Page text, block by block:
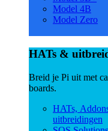
Model 4B
Model Zero
HATs &
Breid je Pi uit met
boards.
HATs,
uitbreidingen